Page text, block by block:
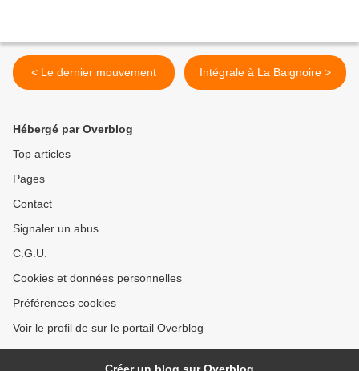
< Le dernier mouvement Intégrale à La Baignoire >
Hébergé par Overblog
Top articles
Pages
Contact
Signaler un abus
C.G.U.
Cookies et données personnelles
Préférences cookies
Voir le profil de sur le portail Overblog